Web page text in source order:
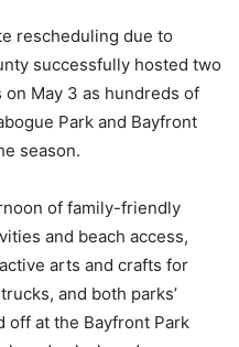
rescheduling due to
successfully hosted two
May 3 as hundreds of
Park and Bayfront
season.
of family-friendly
and beach access,
arts and crafts for
and both parks’
off at the Bayfront Park